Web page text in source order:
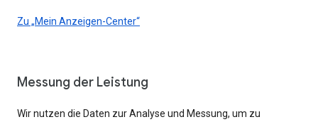
Zu „Mein Anzeigen-Center“
Messung der Leistung
Wir nutzen die Daten zur Analyse und Messung, um zu